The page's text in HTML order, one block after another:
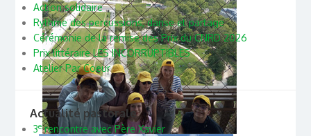
Action solidaire
Rythme des percussions, danse et partage
Cérémonie de la remise des Prix du CNRD 2026
Prix littéraire LES INCORRUPTIBLES
Atelier Par Coeur
Actualité pastorale
3erencontre avec Père Xavier